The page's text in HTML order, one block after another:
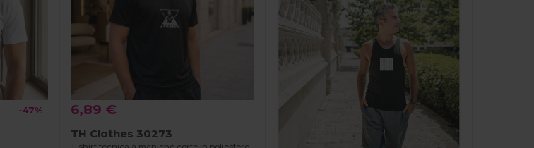
-47% 6,89 €
TH Clothes 30273